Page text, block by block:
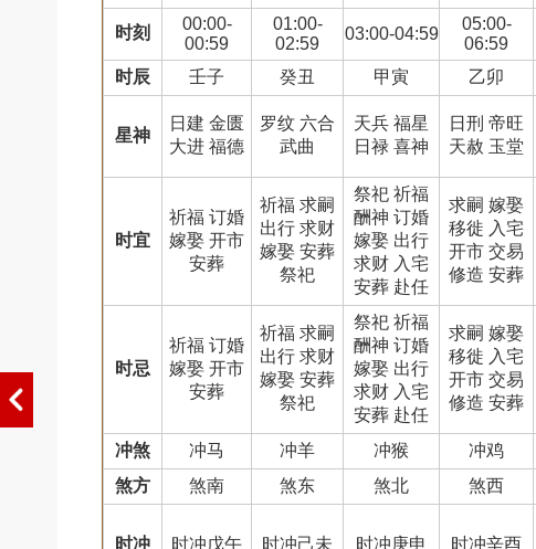
时刻
00:00-
00:59
01:00-
02:59
03:00-04:59
05:00-
06:59
时辰 壬子 癸丑 甲寅 乙卯
星神
日建 金匮
大进 福德
罗纹 六合
武曲
天兵 福星
日禄 喜神
日刑 帝旺
天赦 玉堂
时宜
祈福 订婚
嫁娶 开市
安葬
祈福 求嗣
出行 求财
嫁娶 安葬
祭祀
祭祀 祈福
酬神 订婚
嫁娶 出行
求财 入宅
安葬 赴任
求嗣 嫁娶
移徙 入宅
开市 交易
修造 安葬
时忌
祈福 订婚
嫁娶 开市
安葬
祈福 求嗣
出行 求财
嫁娶 安葬
祭祀
祭祀 祈福
酬神 订婚
嫁娶 出行
求财 入宅
安葬 赴任
求嗣 嫁娶
移徙 入宅
开市 交易
修造 安葬
冲煞 冲马 冲羊 冲猴 冲鸡
煞方
煞南 煞东 煞北 煞西
时冲 时冲戊午 时冲己未 时冲庚申 时冲辛酉